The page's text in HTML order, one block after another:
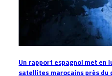
Un rapport espagnol met en
satellites marocains près